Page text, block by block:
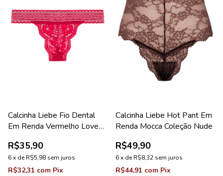
Calcinha Liebe Fio Dental
Em Renda Vermelho Love
R$35,90
6x deR$5,98 sem juros
R$32,31 com Pix
Calcinha Liebe Hot Pant Em
Renda Mocca Coleção Nude
R$49,90
6x deR$8,32 sem juros
R$44,91 com Pix